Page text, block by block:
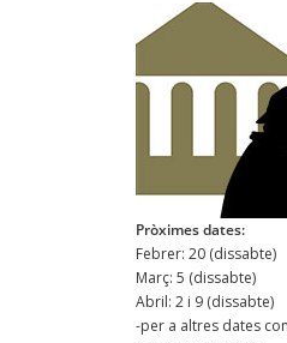
Pròximes dates:
Febrer: 20 (dissabte)
Març: 5 (dissabte)
Abril: 2 i 9 (dissabte)
-per a altres dates